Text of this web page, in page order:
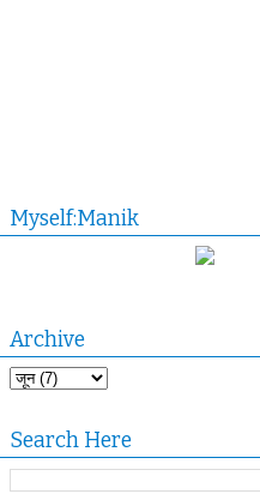
Myself:Manik
Archive
Search Here